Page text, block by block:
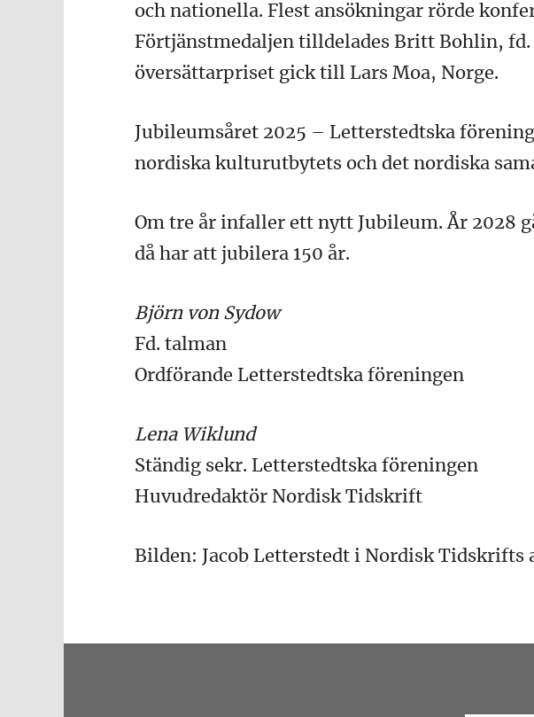
och nationella. Flest ansökningar rörde
Förtjänstmedaljen tilldelades Britt Bohlin,
översättarpriset gick till Lars Moa, Norge.
Jubileumsåret 2025 – Letterstedtska
nordiska kulturutbytets och det nordiska
Om tre år infaller ett nytt Jubileum. År 2028
då har att jubilera 150 år.
Björn von Sydow
Fd. talman
Ordförande Letterstedtska föreningen
Lena Wiklund
Ständig sekr. Letterstedtska föreningen
Huvudredaktör Nordisk Tidskrift
Bilden: Jacob Letterstedt i Nordisk Tidskrifts